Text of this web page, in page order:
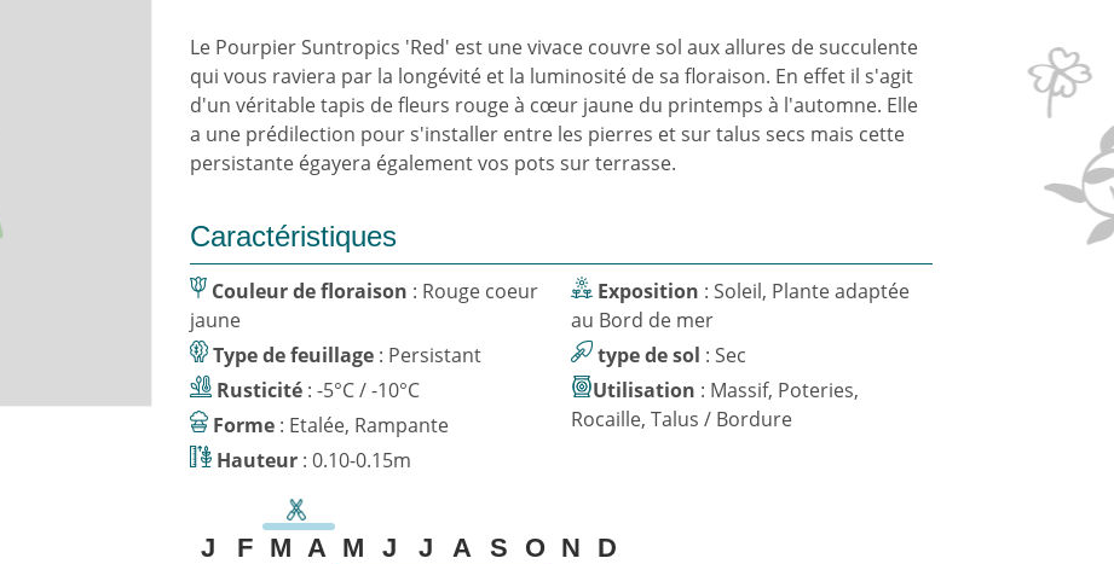
Le Pourpier Suntropics 'Red' est une vivace couvre sol aux allures de succulente
qui vous raviera par la longévité et la luminosité de sa floraison. En effet il s'agit
d'un véritable tapis de fleurs rouge à cœur jaune du printemps à l'automne. Elle
a une prédilection pour s'installer entre les pierres et sur talus secs mais cette
persistante égayera également vos pots sur terrasse.
Caractéristiques
Couleur de floraison : Rouge coeur
jaune
Type de feuillage : Persistant
Rusticité : -5°C / -10°C
Forme : Etalée, Rampante
Hauteur : 0.10-0.15m
Exposition : Soleil, Plante adaptée
au Bord de mer
type de sol
: Sec
Utilisation : Massif, Poteries,
Rocaille, Talus / Bordure
J F M A M J J A S O N D